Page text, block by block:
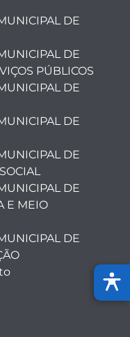
DE
DE
PÚBLICOS
DE
DE
DE
DE
E MEIO
DE